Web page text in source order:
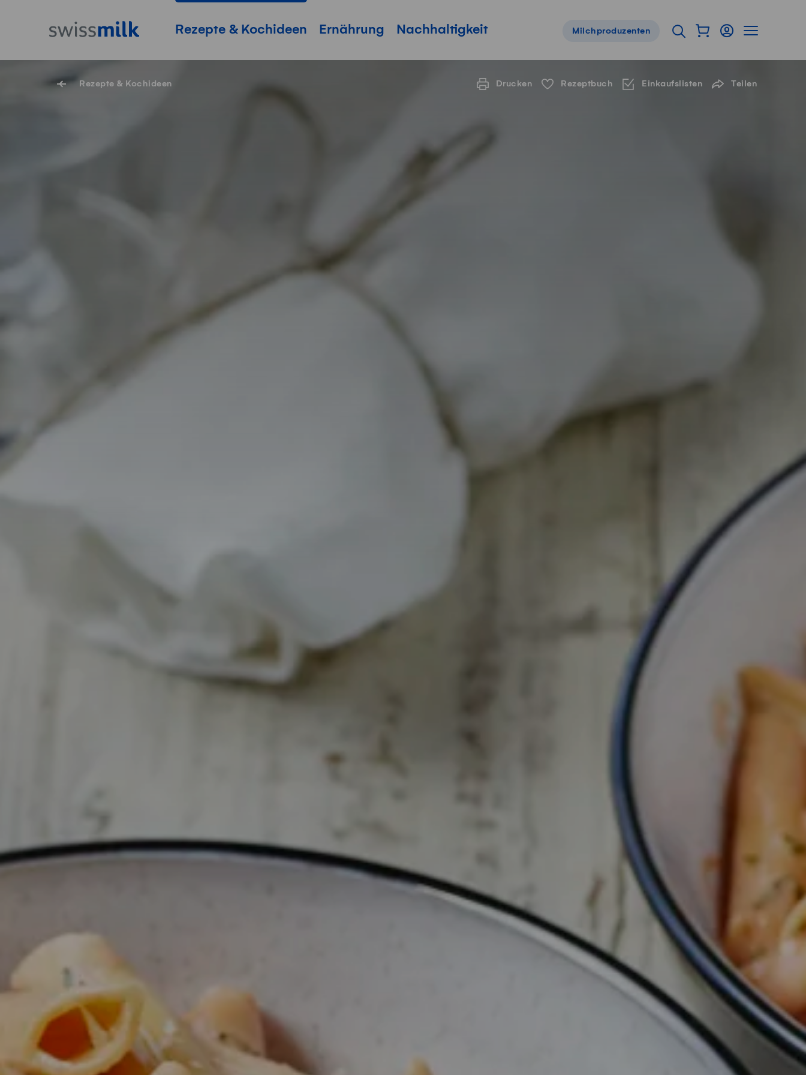
StartseiteHauptnavigation
Rezepte & Kochideen Ernährung Nachhaltigkeit
Servicenavigation
Milchproduzenten Suche öffnen
Warenkorb als
Login
Rezepte & Kochideen Drucken Rezeptbuch Einkaufslisten Teilen